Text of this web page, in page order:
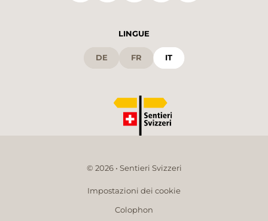
LINGUE
DE FR IT
© 2026 • Sentieri Svizzeri
Impostazioni dei cookie
Colophon